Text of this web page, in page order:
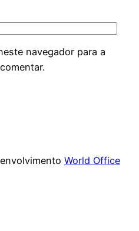
navegador para a
World Office